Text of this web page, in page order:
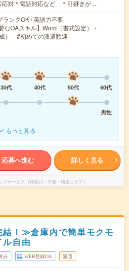
応対＊電話対応など ＊引継ぎが…
ランクOK / 英語力不要
なOAスキル】Word（書式設定）・
） #初めての派遣歓迎
30代 40代 50代
60代
男性
もっと見る
応募へ進む 詳しく見る
フサービス（神奈川・千葉・埼玉エリア）
！≫倉庫内で簡単モクモ
自由
み WEB登録OK 派遣